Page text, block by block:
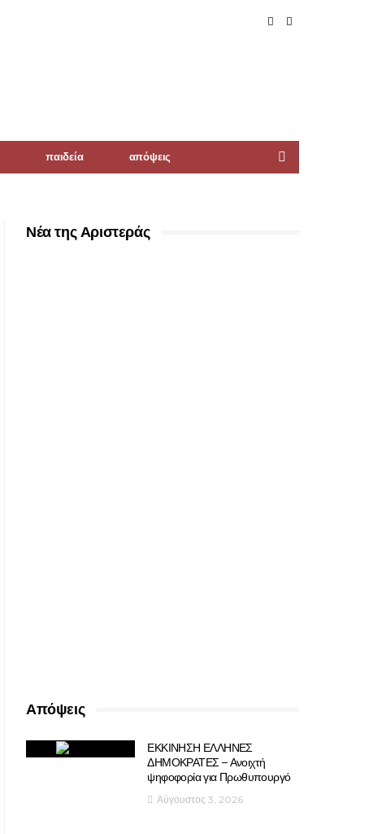
παιδεία απόψεις
Νέα της Αριστεράς
Απόψεις
ΕΚΚΙΝΗΣΗ ΕΛΛΗΝΕΣ
ΔΗΜΟΚΡΑΤΕΣ – Ανοιχτή
ψηφοφορία για Πρωθυπουργό
Αύγουστος 3, 2026